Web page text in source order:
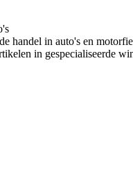
handel in auto's en
in gespecialiseerde